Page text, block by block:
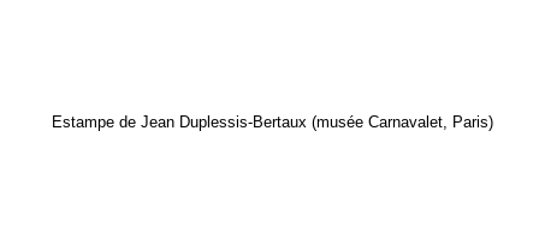
Estampe de Jean Duplessis-Bertaux (musée Carnavalet, Paris)